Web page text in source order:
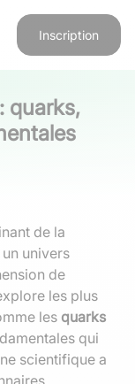
Inscription
quarks,
de la
univers
de
les plus
les quarks
qui
scientifique a